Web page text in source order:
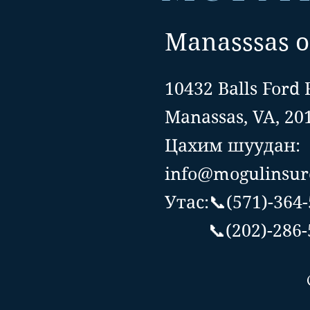
Manasssas
10432 Balls Ford
Manassas, VA,
Цахим шуудан:
Утас:📞(571)-
📞(202)-286-